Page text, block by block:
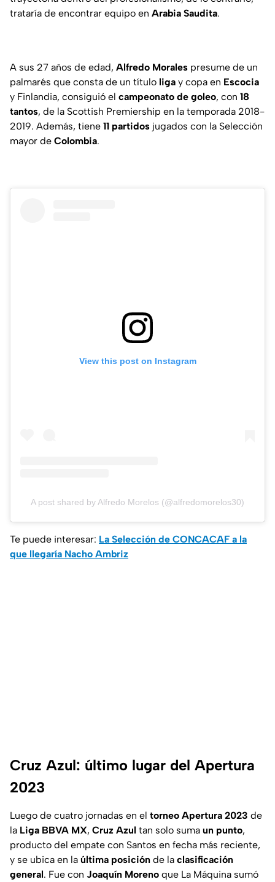
trataría de encontrar equipo en Arabia Saudita.
A sus 27 años de edad, Alfredo Morales presume de un
palmarés que consta de un título liga y copa en Escocia
y Finlandia, consiguió el campeonato de goleo, con 18
tantos, de la Scottish Premiership en la temporada 2018-
2019. Además, tiene 11 partidos jugados con la Selección
mayor de Colombia.
View this post on Instagram
A post shared by Alfredo Morelos (@alfredomorelos30)
Te puede interesar: La Selección de CONCACAF a la
que llegaría Nacho Ambriz
Cruz Azul: último lugar del Apertura
2023
Luego de cuatro jornadas en el torneo Apertura 2023 de
la Liga BBVA MX, Cruz Azul tan solo suma un punto,
producto del empate con Santos en fecha más reciente,
y se ubica en la última posición de la clasificación
general. Fue con Joaquín Moreno que La Máquina sumó